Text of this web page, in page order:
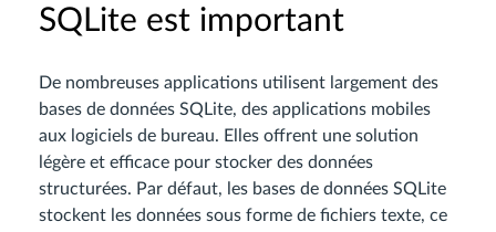
SQLite est important
De nombreuses applications utilisent largement des
bases de données SQLite, des applications mobiles
aux logiciels de bureau. Elles offrent une solution
légère et efficace pour stocker des données
structurées. Par défaut, les bases de données SQLite
stockent les données sous forme de fichiers texte, ce